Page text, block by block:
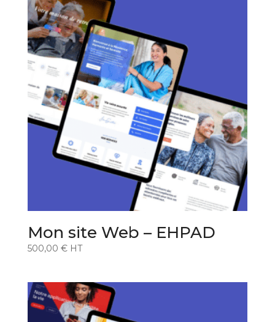
Mon site Web – EHPAD
500,00 € HT